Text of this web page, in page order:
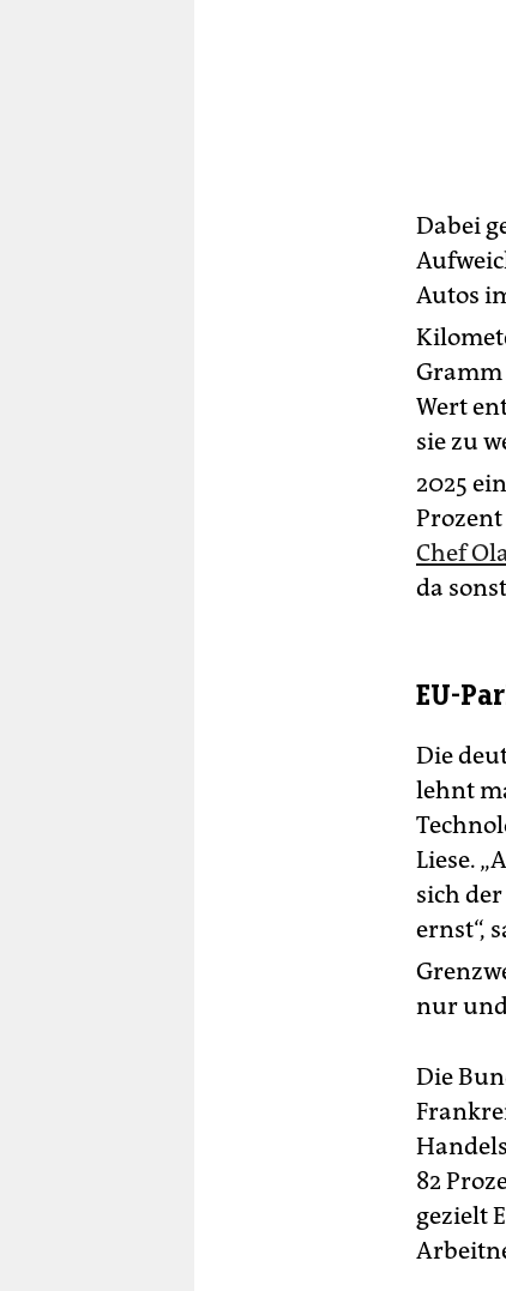
Dabei
Autos
Gramm
Wert
sie zu
2025
Chef
da
EU-
Die
lehnt
Liese.
sich
ernst“,
nur
Die
82
gezielt